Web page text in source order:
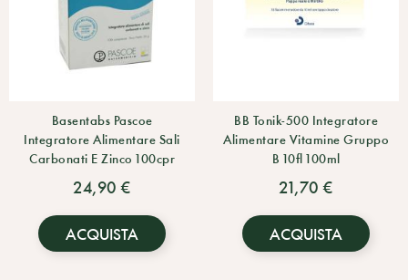
Basentabs Pascoe
Integratore Alimentare Sali
Carbonati E Zinco 100cpr
24,90 €
ACQUISTA
BB Tonik-500 Integratore
Alimentare Vitamine Gruppo
B 10fl 100ml
21,70 €
ACQUISTA